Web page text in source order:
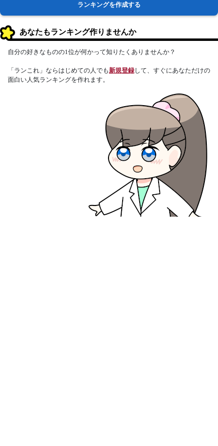
ランキングを作成する
あなたもランキング作りませんか
自分の好きなものの1位が何かって知りたくありませんか？
「ランこれ」ならはじめての人でも新規登録して、すぐにあなただけの
面白い人気ランキングを作れます。